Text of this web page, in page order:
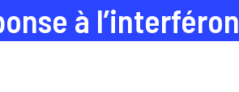
à l’interféron